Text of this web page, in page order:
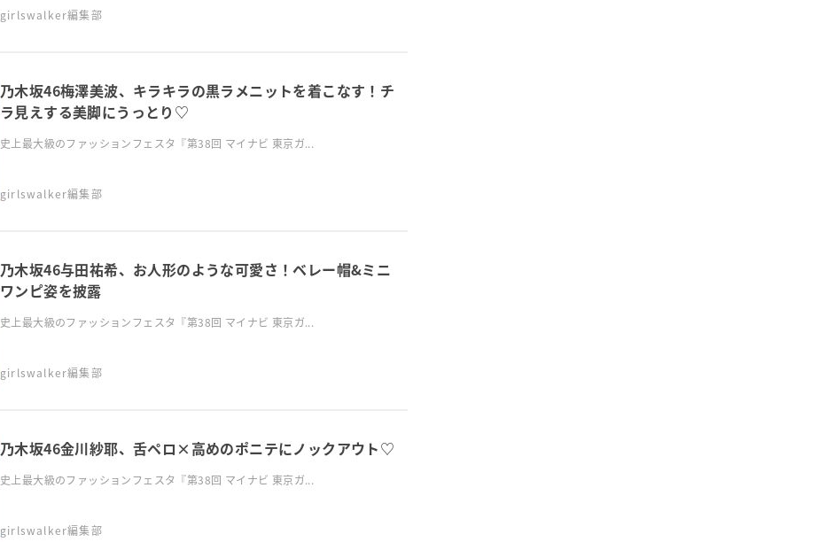
girlswalker編集部
乃木坂46梅澤美波、キラキラの黒ラメニットを着こなす！チ
ラ見えする美脚にうっとり♡
史上最大級のファッションフェスタ『第38回 マイナビ 東京ガ...
girlswalker編集部
乃木坂46与田祐希、お人形のような可愛さ！ベレー帽&ミニ
ワンピ姿を披露
史上最大級のファッションフェスタ『第38回 マイナビ 東京ガ...
girlswalker編集部
乃木坂46金川紗耶、舌ペロ×高めのポニテにノックアウト♡
史上最大級のファッションフェスタ『第38回 マイナビ 東京ガ...
girlswalker編集部